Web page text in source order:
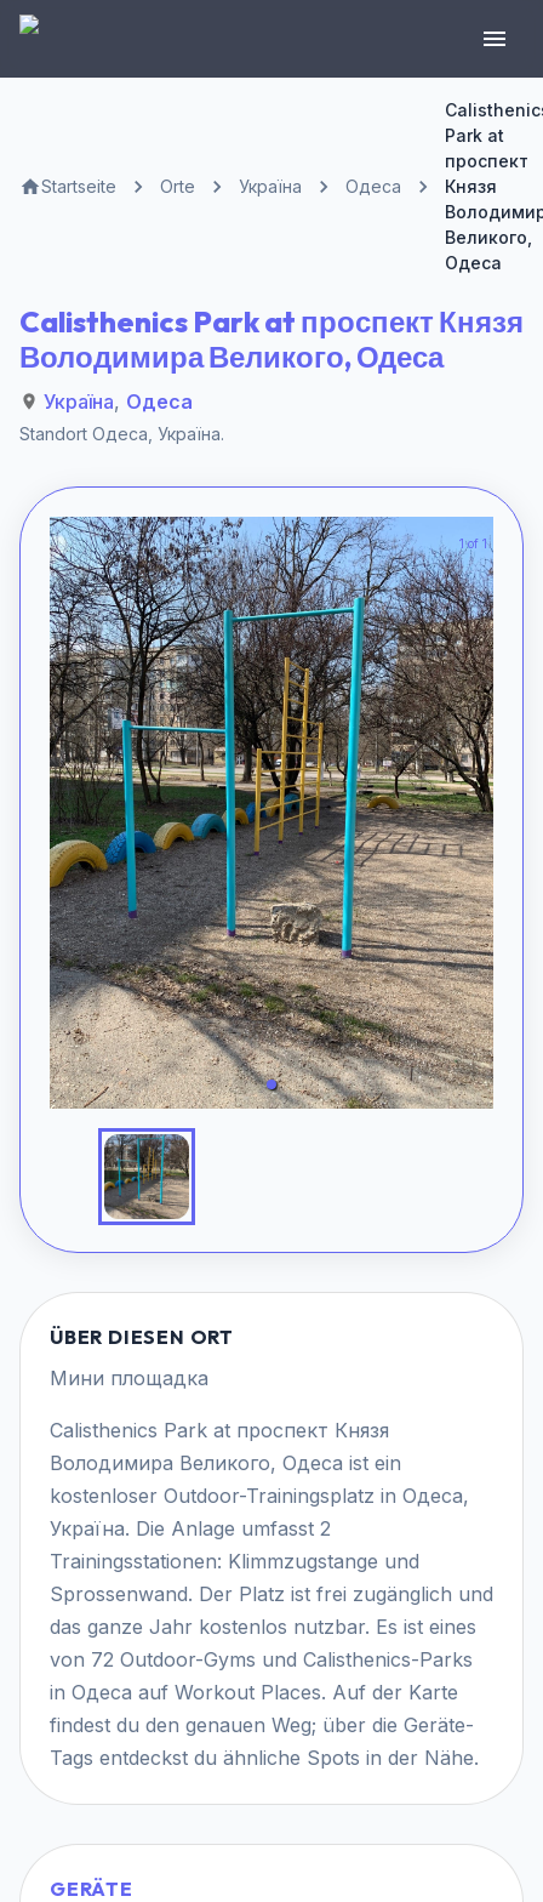
Startseite Orte Україна Одеса
Park at
проспект
Князя
Великого,
Одеса
Calisthenics Park at проспект Князя
Володимира Великого, Одеса
Україна, Одеса
Standort Одеса Україна.
1 of 1
ÜBER DIESEN ORT
Мини площадка
Calisthenics Park at проспект Князя
Володимира Великого, Одеса ist ein
kostenloser Outdoor-Trainingsplatz in Одеса,
Україна. Die Anlage umfasst 2
Trainingsstationen: Klimmzugstange und
Sprossenwand. Der Platz ist frei zugänglich und
das ganze Jahr kostenlos nutzbar. Es ist eines
von 72 Outdoor-Gyms und Calisthenics-Parks
in Одеса auf Workout Places. Auf der Karte
findest du den genauen Weg; über die Geräte-
Tags entdeckst du ähnliche Spots in der Nähe.
GERÄTE